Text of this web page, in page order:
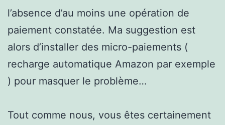
l’absence d’au moins une opération de
paiement constatée. Ma suggestion est
alors d’installer des micro-paiements (
recharge automatique Amazon par exemple
) pour masquer le problème…
Tout comme nous, vous êtes certainement